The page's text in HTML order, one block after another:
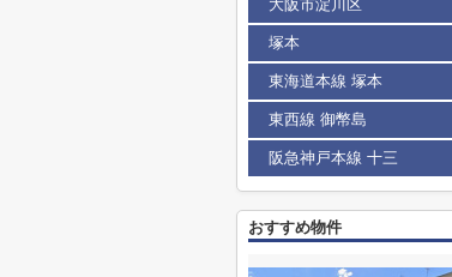
大阪市淀川区
塚本
東海道本線 塚本
東西線 御幣島
阪急神戸本線 十三
おすすめ物件